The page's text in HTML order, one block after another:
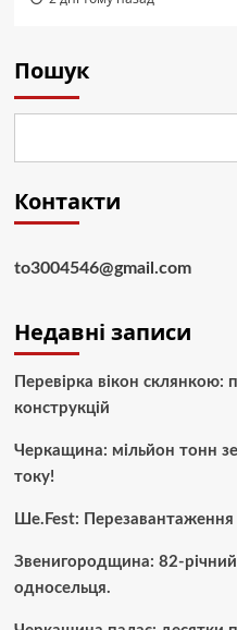
Пошук
Контакти
to3004546@gmail.com
Недавні записи
Перевірка вікон склянкою:
конструкцій
Черкащина: мільйон тонн
току!
Ше.Fest: Перезавантаження
Звенигородщина: 82-річний
односельця.